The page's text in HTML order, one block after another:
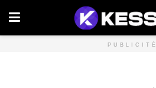
PUBLICITÉ